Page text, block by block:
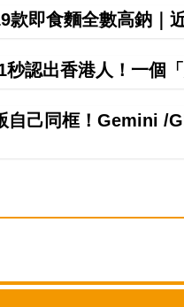
款即食麵全數高鈉｜
秒認出香港人！一個
自己同框！Gemini /